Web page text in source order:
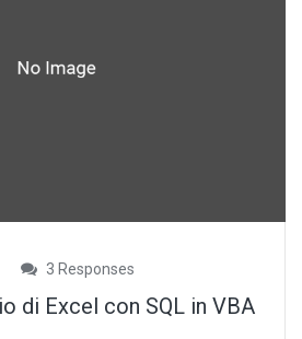
3 Responses
di Excel con SQL in VBA